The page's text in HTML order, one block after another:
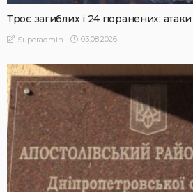
Троє загиблих і 24 поранених: атаки
Superadmin 03.08.2026